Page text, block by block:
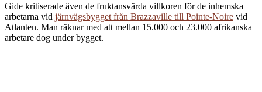
Gide kritiserade även de fruktansvärda villkoren för de inhemska
arbetarna vid järnvägsbygget från Brazzaville till Pointe-Noire vid
Atlanten. Man räknar med att mellan 15.000 och 23.000 afrikanska
arbetare dog under bygget.